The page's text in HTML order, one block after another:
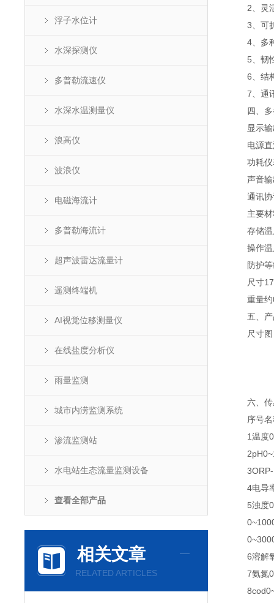
浮子水位计
水深探测仪
多普勒流速仪
水深水温测量仪
浪高仪
波浪仪
电磁海流计
多普勒海流计
超声波雷达流量计
遥测终端机
AI视觉位移测量仪
在线盐度分析仪
雨量监测
城市内涝监测系统
渗流监测站
水电站生态流量监测设备
查看全部产品
相关文章
RELATED ARTICLES
2、灵活
3、可扩
4、多种
5、韧性
6、结构
7、通讯
四、多
显示输出
电源直
功耗仪
声音输
通讯协议
主要材
存储温
操作温
防护等
尺寸
重量约
五、产
尺寸图
六、传
序号名称
1温度
3ORP-
4电导率
5浊度
6溶解氧
7氨氮